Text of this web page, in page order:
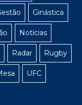
Ginástica
Notícias
Radar Rugby
UFC